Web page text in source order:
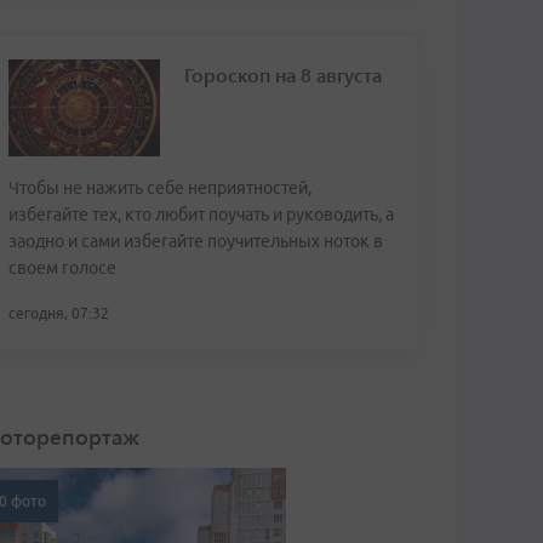
Гороскоп на 8 августа
Чтобы не нажить себе неприятностей,
избегайте тех, кто любит поучать и руководить, а
заодно и сами избегайте поучительных ноток в
своем голосе
сегодня, 07:32
фото